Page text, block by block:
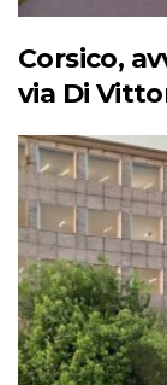
Corsico,
via Di